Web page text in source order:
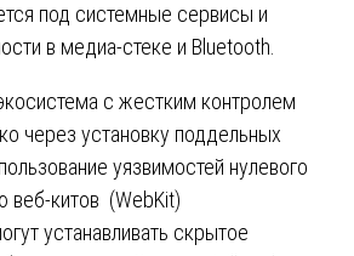
под системные сервисы и
в медиа-стеке и Bluetooth.
с жестким контролем
через установку поддельных
уязвимостей нулевого
веб-китов (WebKit)
устанавливать скрытое